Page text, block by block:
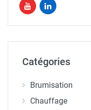
Catégories
Brumisation
Chauffage